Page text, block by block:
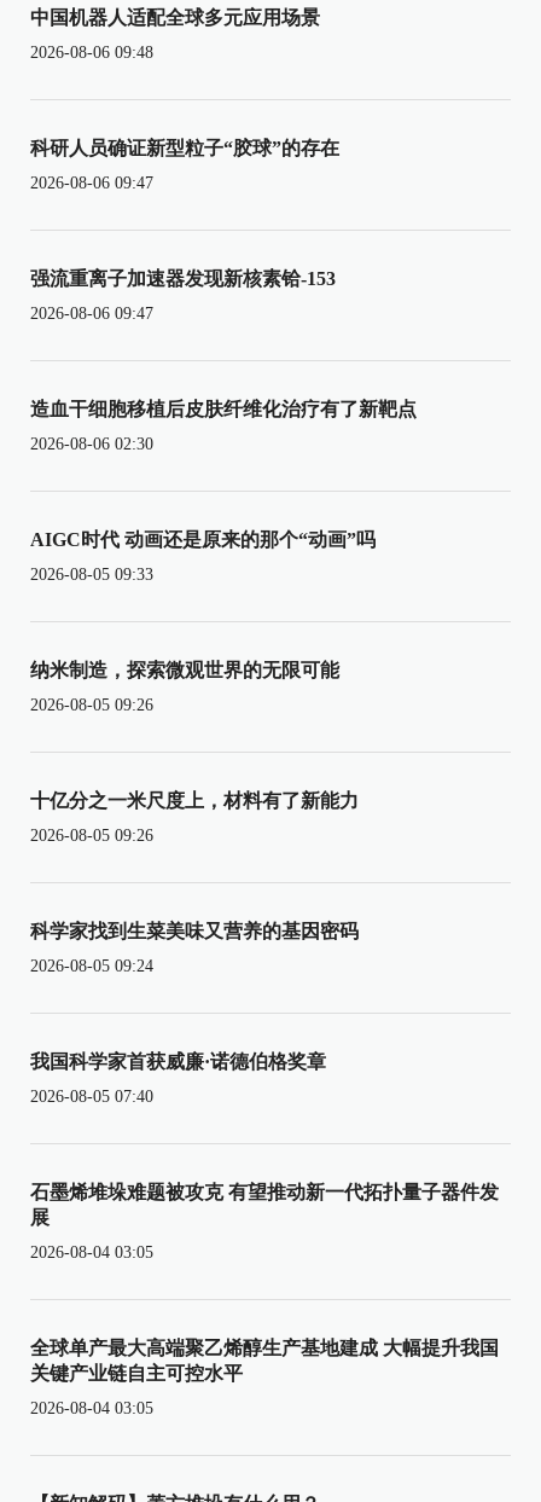
中国机器人适配全球多元应用场景
2026-08-06 09:48
科研人员确证新型粒子“胶球”的存在
2026-08-06 09:47
强流重离子加速器发现新核素铪-153
2026-08-06 09:47
造血干细胞移植后皮肤纤维化治疗有了新靶点
2026-08-06 02:30
AIGC时代 动画还是原来的那个“动画”吗
2026-08-05 09:33
纳米制造，探索微观世界的无限可能
2026-08-05 09:26
十亿分之一米尺度上，材料有了新能力
2026-08-05 09:26
科学家找到生菜美味又营养的基因密码
2026-08-05 09:24
我国科学家首获威廉·诺德伯格奖章
2026-08-05 07:40
石墨烯堆垛难题被攻克 有望推动新一代拓扑量子器件发
展
2026-08-04 03:05
全球单产最大高端聚乙烯醇生产基地建成 大幅提升我国
关键产业链自主可控水平
2026-08-04 03:05